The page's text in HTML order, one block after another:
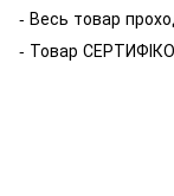
- Весь товар
- Товар